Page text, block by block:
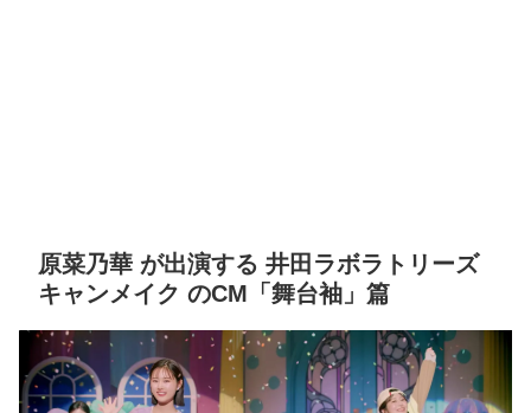
原菜乃華 が出演する 井田ラボラトリーズ
キャンメイク のCM「舞台袖」篇